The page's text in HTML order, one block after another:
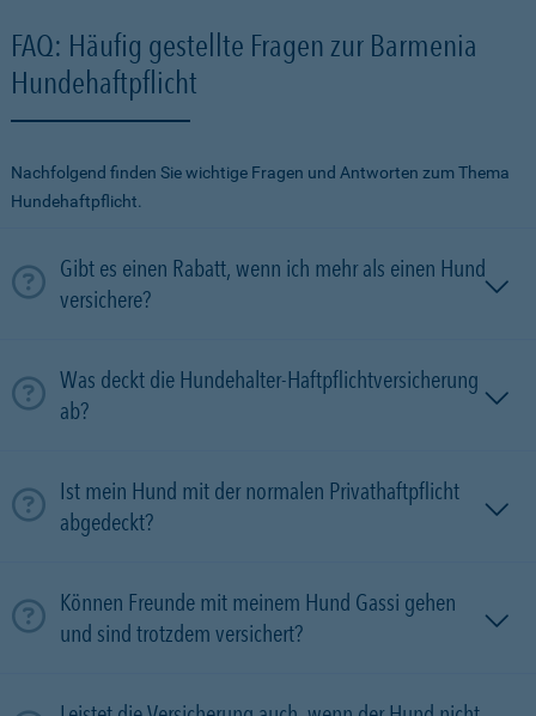
FAQ: Häufig gestellte Fragen zur Barmenia
Hundehaftpflicht
Nachfolgend finden Sie wichtige Fragen und Antworten zum Thema
Hundehaftpflicht.
Gibt es einen Rabatt, wenn ich mehr als einen Hund
versichere?
Was deckt die Hundehalter-Haftpflichtversicherung
ab?
Ist mein Hund mit der normalen Privathaftpflicht
abgedeckt?
Können Freunde mit meinem Hund Gassi gehen
und sind trotzdem versichert?